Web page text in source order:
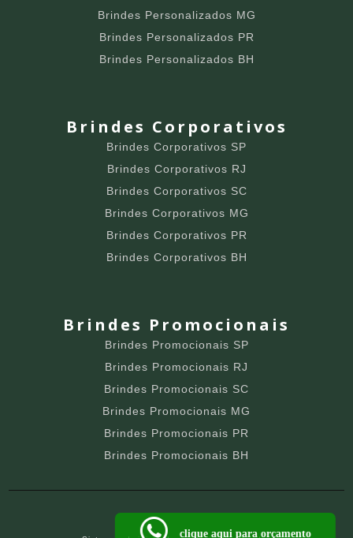
Brindes Personalizados MG
Brindes Personalizados PR
Brindes Personalizados BH
Brindes Corporativos
Brindes Corporativos SP
Brindes Corporativos RJ
Brindes Corporativos SC
Brindes Corporativos MG
Brindes Corporativos PR
Brindes Corporativos BH
Brindes Promocionais
Brindes Promocionais SP
Brindes Promocionais RJ
Brindes Promocionais SC
Brindes Promocionais MG
Brindes Promocionais PR
Brindes Promocionais BH
clique aqui para orçamento